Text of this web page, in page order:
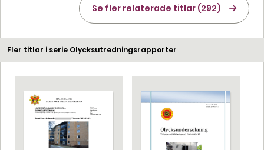
Se fler relaterade titlar (292)
Fler titlar i serie Olycksutredningsrapporter